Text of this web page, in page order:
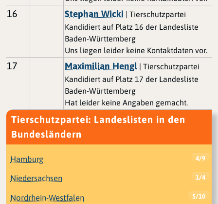
16 Stephan Wicki | Tierschutzpartei
Kandidiert auf Platz 16 der Landesliste
Baden-Württemberg
Uns liegen leider keine Kontaktdaten vor.
17 Maximilian Hengl | Tierschutzpartei
Kandidiert auf Platz 17 der Landesliste
Baden-Württemberg
Hat leider keine Angaben gemacht.
Tierschutzpartei: Landeslisten in den
Bundesländern
Hamburg 4/9
Niedersachsen 1/4
Nordrhein-Westfalen 5/10